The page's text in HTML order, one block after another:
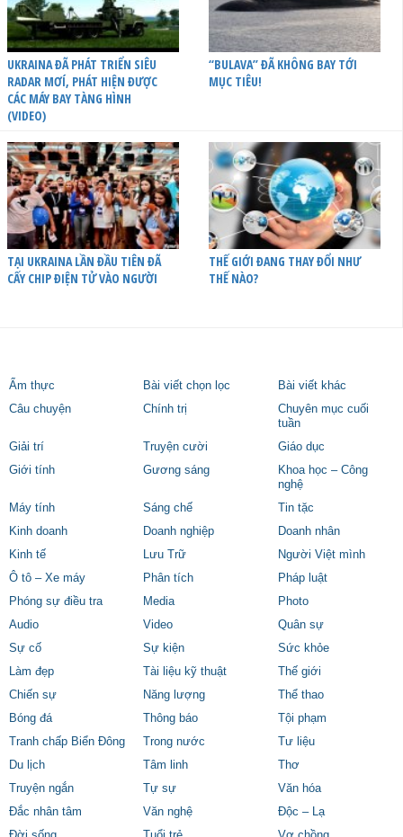
UKRAINA ĐÃ PHÁT TRIỂN SIÊU
RADAR MƠÍ, PHÁT HIỆN ĐƯỢC
CÁC MÁY BAY TÀNG HÌNH
(VIDEO)
“BULAVA” ĐÃ KHÔNG BAY TỚI
MỤC TIÊU!
TẠI UKRAINA LẦN ĐẦU TIÊN ĐÃ
CẤY CHIP ĐIỆN TỬ VÀO NGƯỜI
THẾ GIỚI ĐANG THAY ĐỔI NHƯ
THẾ NÀO?
Ẩm thực Bài viết chọn lọc
Bài viết khác
Câu chuyện
Chính trị
Chuyên mục cuối
tuần
Giải trí
Truyện cười
Giáo dục
Giới tính
Gương sáng
Khoa học – Công
nghệ
Máy tính
Sáng chế
Tin tặc
Kinh doanh
Doanh nghiệp
Doanh nhân
Kinh tế
Lưu Trữ
Người Việt mình
Ô tô – Xe máy
Phân tích
Pháp luật
Phóng sự điều tra
Media
Photo
Audio
Video
Quân sự
Sự cố
Sự kiện
Sức khỏe
Làm đẹp
Tài liệu kỹ thuật
Thế giới
Chiến sự
Năng lượng
Thể thao
Bóng đá
Thông báo
Tội phạm
Tranh chấp Biển Đông
Trong nước
Tư liệu
Du lịch
Tâm linh
Thơ
Truyện ngắn
Tự sự
Văn hóa
Đắc nhân tâm
Văn nghệ
Độc – Lạ